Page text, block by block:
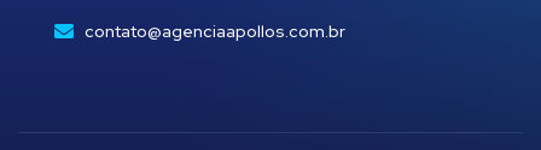
contato@agenciaapollos.com.br